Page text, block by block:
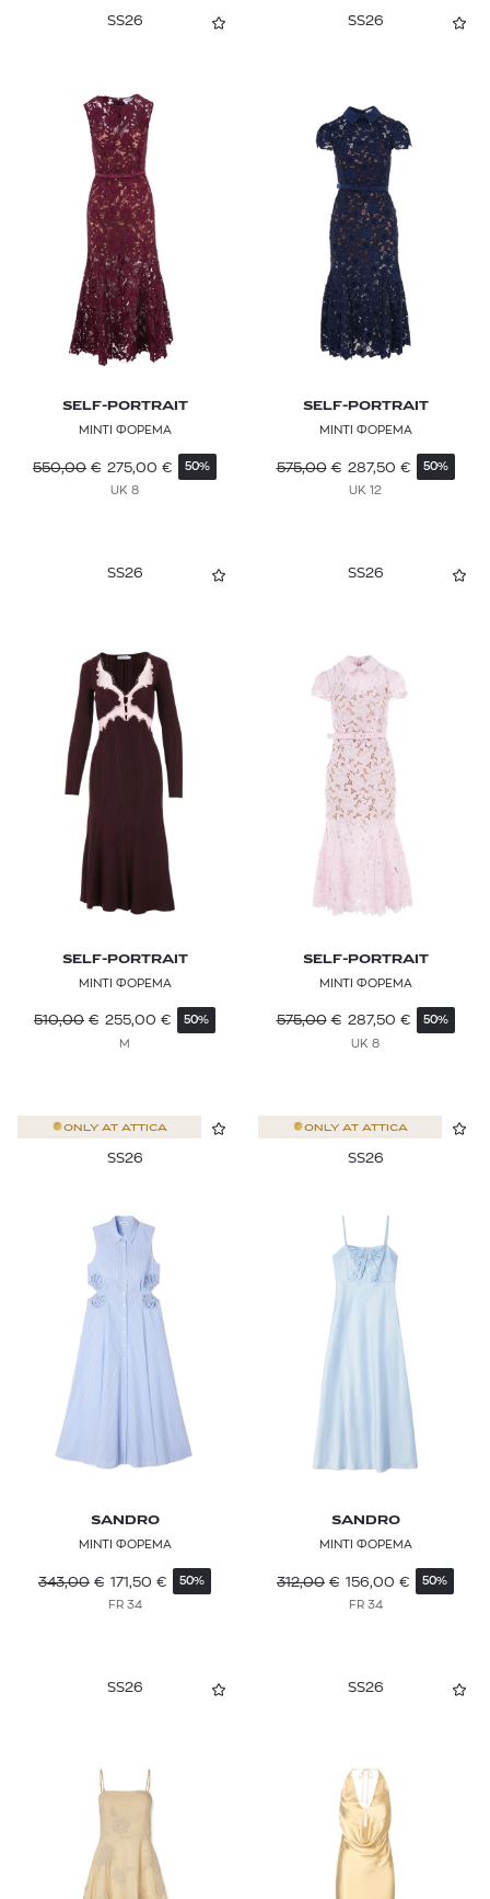
SS26
SELF-PORTRAIT
ΜΙΝΤΙ ΦΟΡΕΜΑ
550,00 € 275,00 € 50%
UK 8
SS26
SELF-PORTRAIT
ΜΙΝΤΙ ΦΟΡΕΜΑ
575,00 € 287,50 € 50%
UK 12
SS26
SELF-PORTRAIT
ΜΙΝΤΙ ΦΟΡΕΜΑ
510,00 € 255,00 € 50%
M
SS26
SELF-PORTRAIT
ΜΙΝΤΙ ΦΟΡΕΜΑ
575,00 € 287,50 € 50%
UK 8
ONLY AT ATTICA
SS26
SANDRO
ΜΙΝΤΙ ΦΟΡΕΜΑ
343,00 € 171,50 € 50%
FR 34
ONLY AT ATTICA
SS26
SANDRO
ΜΙΝΤΙ ΦΟΡΕΜΑ
312,00 € 156,00 € 50%
FR 34
SS26 SS26